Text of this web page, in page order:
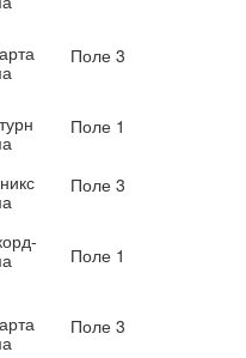
Поле 3
Поле 1
Поле 3
Поле 1
Поле 3